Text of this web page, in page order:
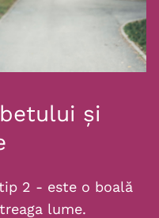
și
2 - este o boală
lume.